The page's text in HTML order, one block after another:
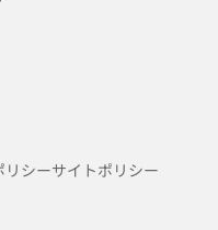
リシーサイトポリシー